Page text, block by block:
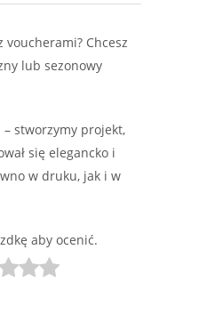
voucherami? Chcesz
lub sezonowy
– stworzymy projekt,
się elegancko i
w druku, jak i w
aby ocenić.